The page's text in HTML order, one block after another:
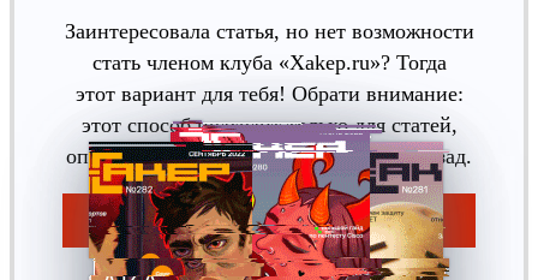
Заинтересовала статья, но нет возможности
стать членом клуба «Xakep.ru»? Тогда
этот вариант для тебя! Обрати внимание:
этот способ подходит только для статей,
опубликованных более двух месяцев назад.